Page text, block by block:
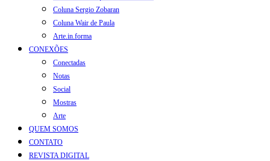
Coluna Sergio Zobaran
Coluna Wair de Paula
Arte.in.forma
CONEXÕES
Conectadas
Notas
Social
Mostras
Arte
QUEM SOMOS
CONTATO
REVISTA DIGITAL